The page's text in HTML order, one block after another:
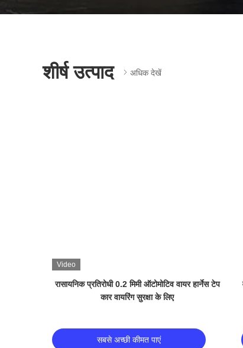
शीर्ष उत्पाद अधिक देखें
Video
अभिनव 0.14 मिमी मोटाई पीवीसी पैकेजिंग टेप आसान
फाड़ने योग्य 60 मिमी चौड़ाई
सबसे अच्छी कीमत पाएं